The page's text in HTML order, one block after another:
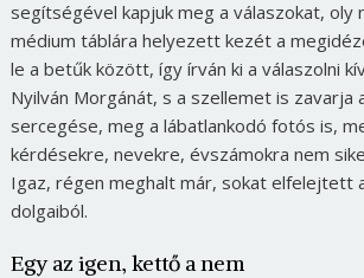
segítségével kapjuk meg a válaszokat, oly
médium táblára helyezett kezét a
le a betűk között, így írván ki a válaszolni
Nyilván Morgánát, s a szellemet is zavarja
sercegése, meg a lábatlankodó fotós is,
kérdésekre, nevekre, évszámokra nem
Igaz, régen meghalt már, sokat elfelejtett
dolgaiból.
Egy az igen, kettő a nem